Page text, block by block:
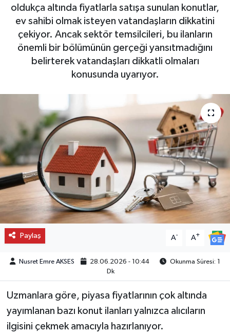
oldukça altında fiyatlarla satışa sunulan konutlar,
ev sahibi olmak isteyen vatandaşların dikkatini
çekiyor. Ancak sektör temsilcileri, bu ilanların
önemli bir bölümünün gerçeği yansıtmadığını
belirterek vatandaşları dikkatli olmaları
konusunda uyarıyor.
Paylaş A- A+
Nusret Emre AKSES 28.06.2026 - 10:44
Okunma Süresi: 1
Dk
Uzmanlara göre, piyasa fiyatlarının çok altında
yayımlanan bazı konut ilanları yalnızca alıcıların
ilgisini çekmek amacıyla hazırlanıyor.